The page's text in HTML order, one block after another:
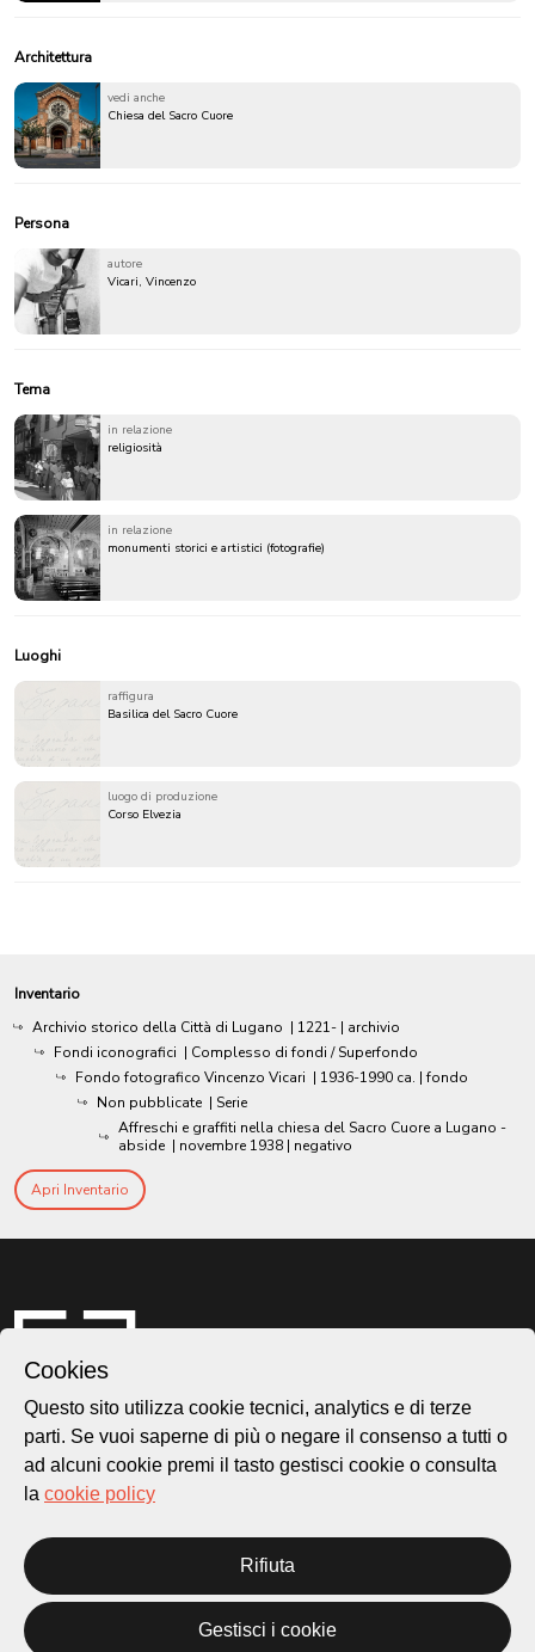
Architettura
vedi anche
Chiesa del Sacro Cuore
Persona
autore
Vicari, Vincenzo
Tema
in relazione
religiosità
in relazione
monumenti storici e artistici (fotografie)
Luoghi
raffigura
Basilica del Sacro Cuore
luogo di produzione
Corso Elvezia
Inventario
Archivio storico della Città di Lugano | 1221- | archivio
Fondi iconografici | Complesso di fondi / Superfondo
Fondo fotografico Vincenzo Vicari | 1936-1990 ca. | fondo
Non pubblicate | Serie
Affreschi e graffiti nella chiesa del Sacro Cuore a Lugano -
abside | novembre 1938 | negativo
Apri Inventario
Piazza Carlo Cattaneo 1
6976 Castagnola
Cookies
Questo sito utilizza cookie tecnici, analytics e di terze
parti. Se vuoi saperne di più o negare il consenso a tutti o
ad alcuni cookie premi il tasto gestisci cookie o consulta
la cookie policy
Rifiuta
Gestisci i cookie